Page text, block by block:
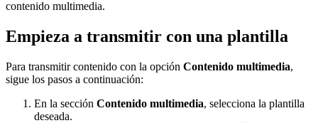
contenido multimedia.
Empieza a transmitir con una plantilla
Para transmitir contenido con la opción Contenido multimedia,
sigue los pasos a continuación:
En la sección Contenido multimedia, selecciona la plantilla
deseada.